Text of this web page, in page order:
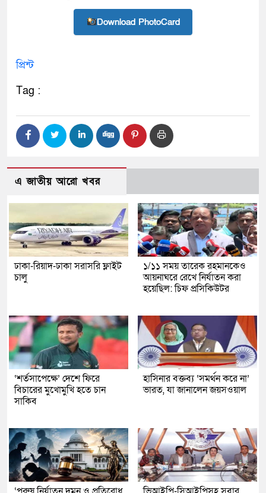
Download PhotoCard
প্রিন্ট
Tag :
এ জাতীয় আরো খবর
ঢাকা-রিয়াদ-ঢাকা সরাসরি ফ্লাইট
চালু
১/১১ সময় তারেক রহমানকেও
আয়নাঘরে রেখে নির্যাতন করা
হয়েছিল: চিফ প্রসিকিউটর
‘শর্তসাপেক্ষে’ দেশে ফিরে
বিচারের মুখোমুখি হতে চান
সাকিব
হাসিনার বক্তব্য ‘সমর্থন করে না’
ভারত, যা জানালেন জয়সওয়াল